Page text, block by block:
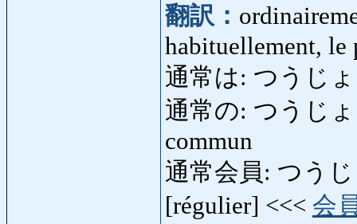
翻訳：
habituellement, le
通常は: つうじ
通常の: つうじょ
commun
通常会員: つう
[régulier] <<< 会